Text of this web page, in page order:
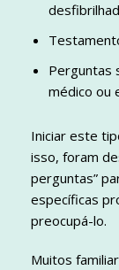
Perguntas
médico ou
Iniciar este
isso, foram
perguntas”
específicas
preocupá-lo.
Muitos